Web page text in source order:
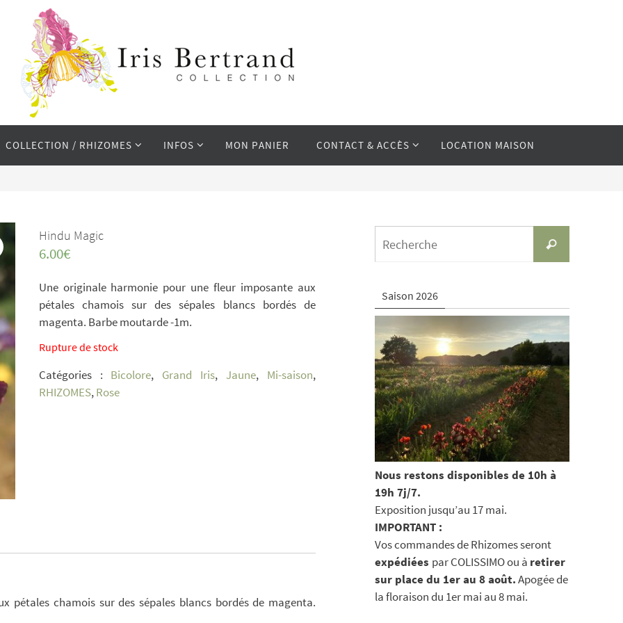
COLLECTION / RHIZOMES INFOS MON PANIER CONTACT & ACCÈS LOCATION MAISON
Hindu Magic
6.00€
Une originale harmonie pour une fleur imposante aux
pétales chamois sur des sépales blancs bordés de
magenta. Barbe moutarde -1m.
Rupture de stock
Catégories : Bicolore, Grand Iris,Jaune, Mi-saison,
RHIZOMES,Rose
pétales chamois sur des sépales blancs bordés de magenta.
Recherche
Saison 2026
Nous restons disponibles de 10h à
19h 7j/7.
Exposition jusqu’au 17 mai.
IMPORTANT :
Vos commandes de Rhizomes seront
expédiées par COLISSIMO ou à retirer
sur place du 1er au 8 août.Apogée de
la floraison du 1er mai au 8 mai.